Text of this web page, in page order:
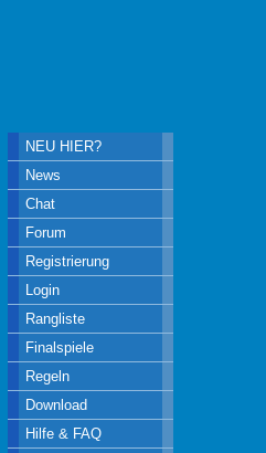
NEU HIER?
News
Chat
Forum
Registrierung
Login
Rangliste
Finalspiele
Regeln
Download
Hilfe & FAQ